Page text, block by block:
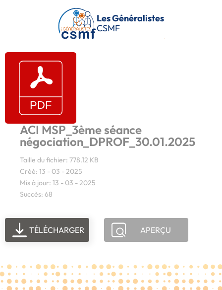
Passer au contenu principal
Les Généralistes
CSMF
ACI MSP_3ème séance
négociation_DPROF_30.01.2025
Taille du fichier: 778.12 KB
Créé: 13 - 03 - 2025
Mis à jour: 13 - 03 - 2025
Succès: 68
TÉLÉCHARGER APERÇU